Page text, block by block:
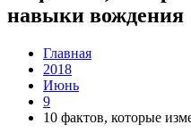
навыки вождения
Главная
2018
Июнь
9
10 фактов, которые